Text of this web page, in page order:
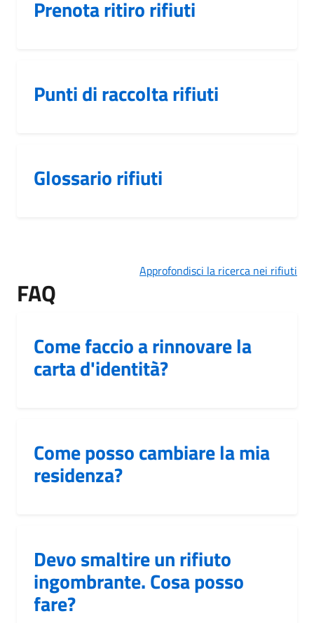
Prenota ritiro rifiuti
Punti di raccolta rifiuti
Glossario rifiuti
Approfondisci la ricerca nei rifiuti
FAQ
Come faccio a rinnovare la
carta d'identità?
Come posso cambiare la mia
residenza?
Devo smaltire un rifiuto
ingombrante. Cosa posso
fare?